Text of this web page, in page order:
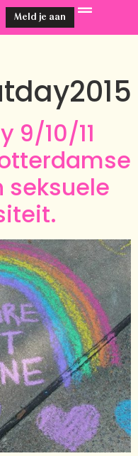
Meld je aan
9/10/11
seksuele